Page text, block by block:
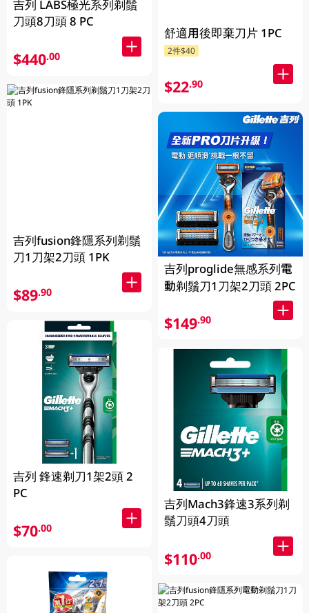
吉列 LABS極光系列剃鬚
刀頭8刀頭 8 PC
$440.00
吉列fusion鋒隱系列剃鬚
刀1刀架2刀頭 1PK
$89.90
吉列 鋒速剃刀1架2頭 2
PC
$70.00
舒適用後即棄刀片 1PC
2件$40
$22.90
吉列proglide無感系列電
動剃鬚刀1刀架2刀頭 2PC
$149.90
吉列Mach3鋒速3系列剃
鬚刀頭4刀頭
$110.00